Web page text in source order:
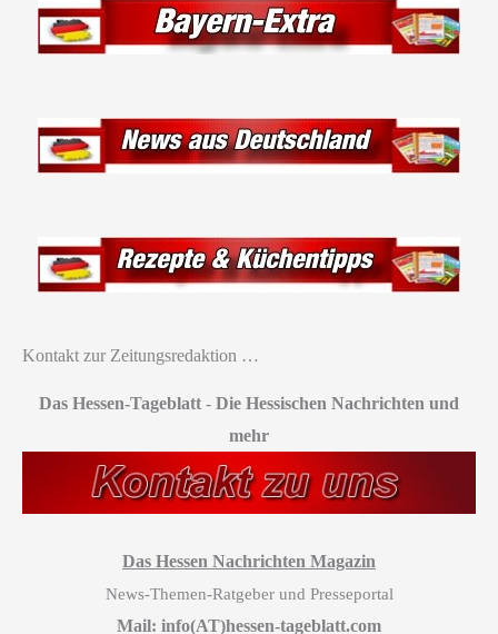
Kontakt zur Zeitungsredaktion …
Das Hessen-Tageblatt - Die Hessischen Nachrichten und
mehr
Das Hessen Nachrichten Magazin
News-Themen-Ratgeber und Presseportal
Mail: info(AT)hessen-tageblatt.com